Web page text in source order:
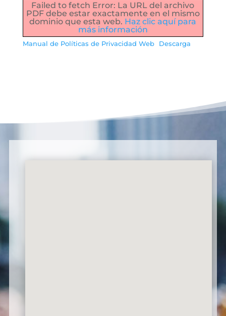
Failed to fetch Error: La URL del archivo
PDF debe estar exactamente en el mismo
dominio que esta web. Haz clic aquí para
más información
Manual de Políticas de Privacidad Web Descarga